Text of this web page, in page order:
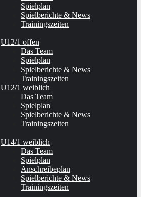
Spielplan
Spielberichte & News
Trainingszeiten
U12/1 offen
Das Team
Spielplan
Spielberichte & News
Trainingszeiten
U12/1 weiblich
Das Team
Spielplan
Spielberichte & News
Trainingszeiten
U14/1 weiblich
Das Team
Spielplan
Anschreibeplan
Spielberichte & News
Trainingszeiten